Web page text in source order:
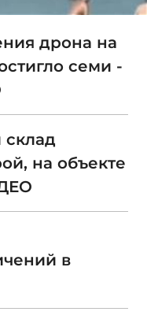
дрона на
семи -
на объекте
в